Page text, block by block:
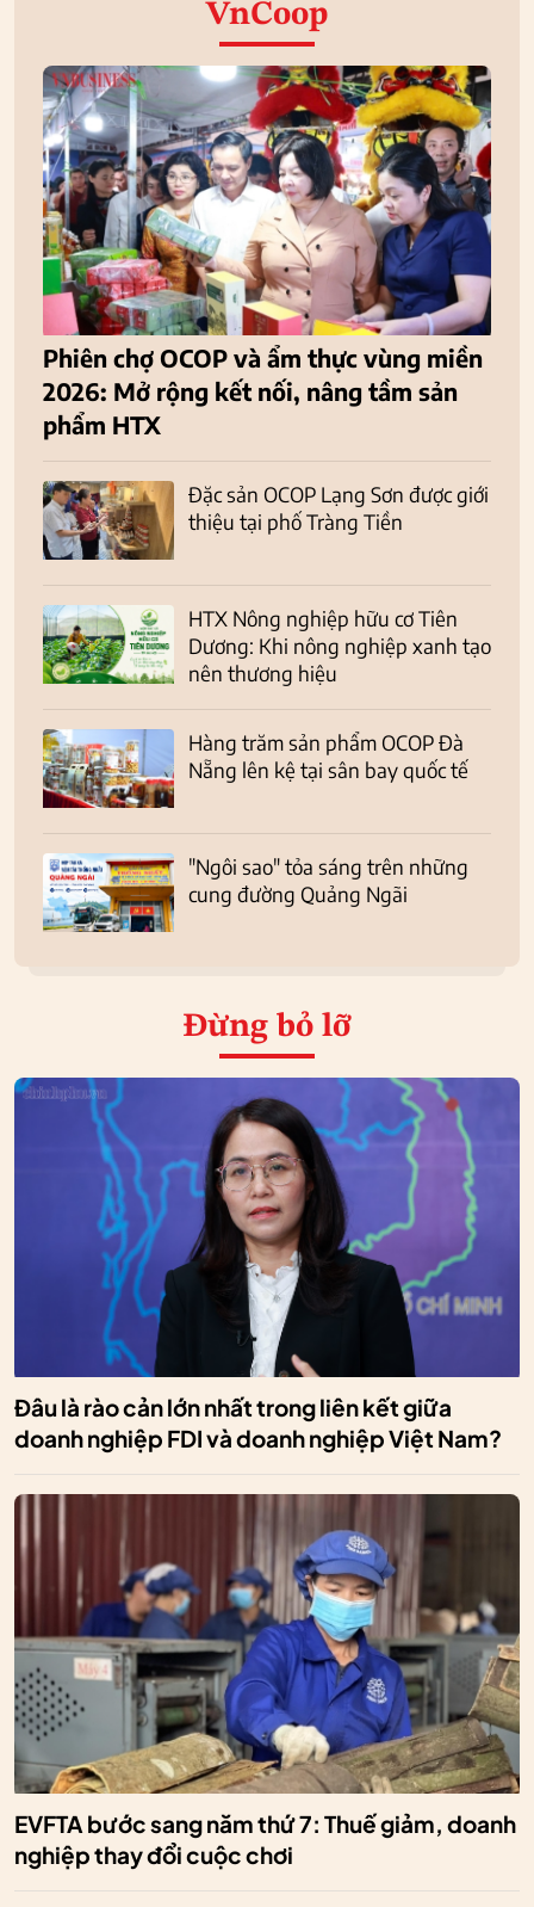
VnCoop
Phiên chợ OCOP và ẩm thực vùng miền
2026: Mở rộng kết nối, nâng tầm sản
phẩm HTX
Đặc sản OCOP Lạng Sơn được giới
thiệu tại phố Tràng Tiền
HTX Nông nghiệp hữu cơ Tiên
Dương: Khi nông nghiệp xanh tạo
nên thương hiệu
Hàng trăm sản phẩm OCOP Đà
Nẵng lên kệ tại sân bay quốc tế
"Ngôi sao" tỏa sáng trên những
cung đường Quảng Ngãi
Đừng bỏ lỡ
Đâu là rào cản lớn nhất trong liên kết giữa
doanh nghiệp FDI và doanh nghiệp Việt Nam?
EVFTA bước sang năm thứ 7: Thuế giảm, doanh
nghiệp thay đổi cuộc chơi